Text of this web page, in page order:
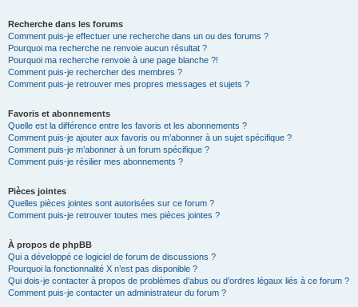
Recherche dans les forums
Comment puis-je effectuer une recherche dans un ou des forums ?
Pourquoi ma recherche ne renvoie aucun résultat ?
Pourquoi ma recherche renvoie à une page blanche ?!
Comment puis-je rechercher des membres ?
Comment puis-je retrouver mes propres messages et sujets ?
Favoris et abonnements
Quelle est la différence entre les favoris et les abonnements ?
Comment puis-je ajouter aux favoris ou m’abonner à un sujet spécifique ?
Comment puis-je m’abonner à un forum spécifique ?
Comment puis-je résilier mes abonnements ?
Pièces jointes
Quelles pièces jointes sont autorisées sur ce forum ?
Comment puis-je retrouver toutes mes pièces jointes ?
À propos de phpBB
Qui a développé ce logiciel de forum de discussions ?
Pourquoi la fonctionnalité X n’est pas disponible ?
Qui dois-je contacter à propos de problèmes d’abus ou d’ordres légaux liés à ce forum ?
Comment puis-je contacter un administrateur du forum ?